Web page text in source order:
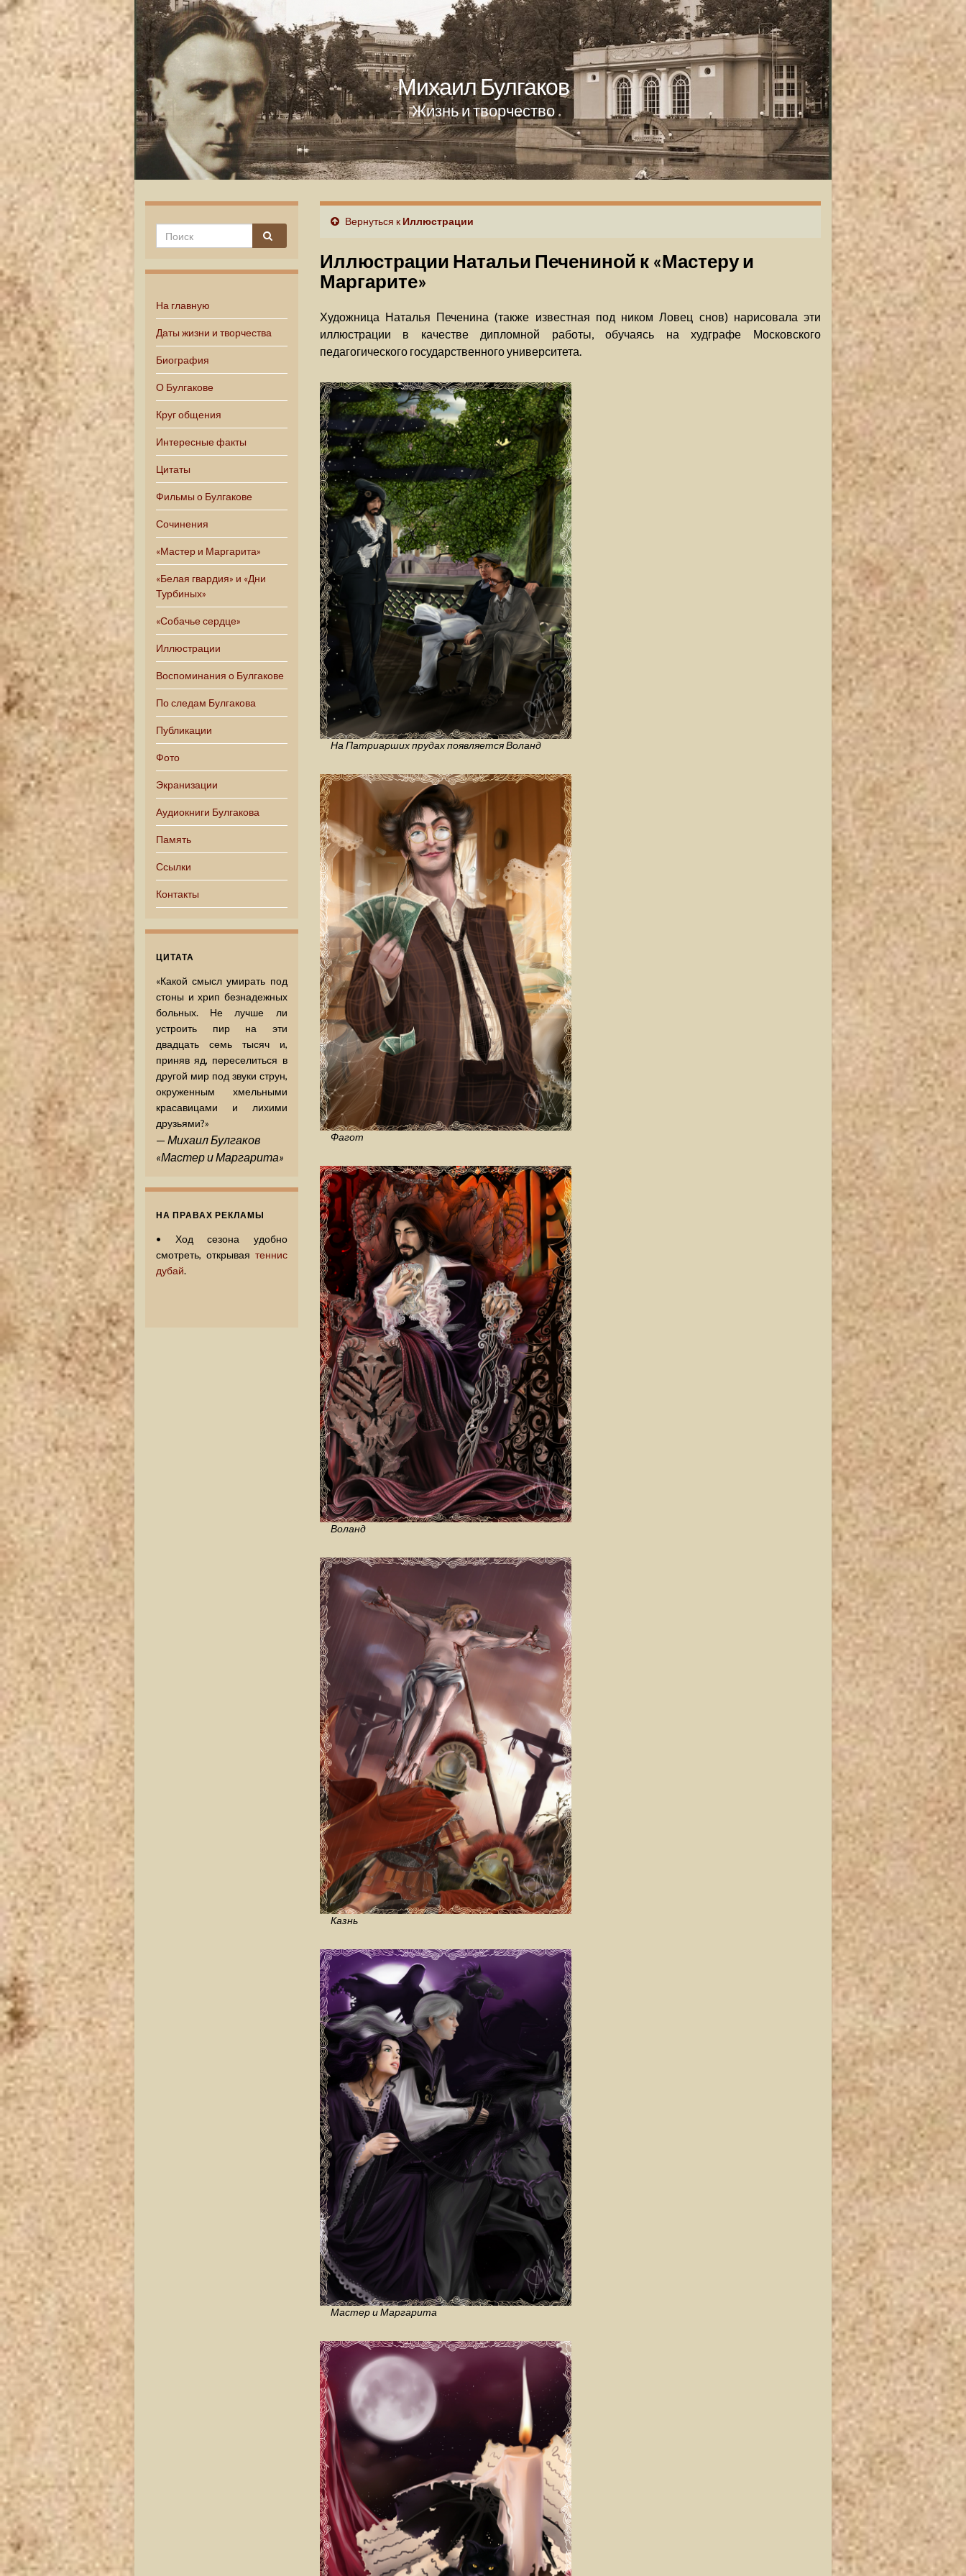
Михаил Булгаков
Жизнь и творчество
На главную
Даты жизни и творчества
Биография
О Булгакове
Круг общения
Интересные факты
Цитаты
Фильмы о Булгакове
Сочинения
«Мастер и Маргарита»
«Белая гвардия» и «Дни
Турбиных»
«Собачье сердце»
Иллюстрации
Воспоминания о Булгакове
По следам Булгакова
Публикации
Фото
Экранизации
Аудиокниги Булгакова
Память
Ссылки
Контакты
ЦИТАТА
«Какой смысл умирать под
стоны и хрип безнадежных
больных. Не лучше ли
устроить пир на эти
двадцать семь тысяч и,
приняв яд, переселиться в
другой мир под звуки струн,
окруженным хмельными
красавицами и лихими
друзьями?»
— Михаил Булгаков
«Мастер и Маргарита»
НА ПРАВАХ РЕКЛАМЫ
• Ход сезона удобно
смотреть, открывая теннис
дубай.
Вернуться к Иллюстрации
Иллюстрации Натальи Печениной к «Мастеру и
Маргарите»
Художница Наталья Печенина (также известная под ником Ловец снов) нарисовала эти
иллюстрации в качестве дипломной работы, обучаясь на худграфе Московского
педагогического государственного университета.
На Патриарших прудах появляется Воланд
Фагот
Воланд
Казнь
Мастер и Маргарита